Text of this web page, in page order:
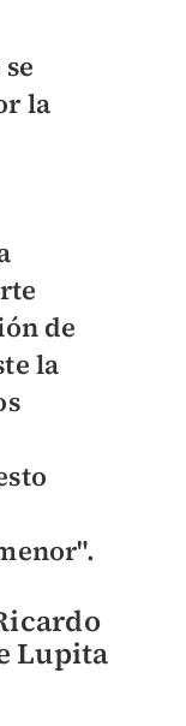
la
de
la
Lupita